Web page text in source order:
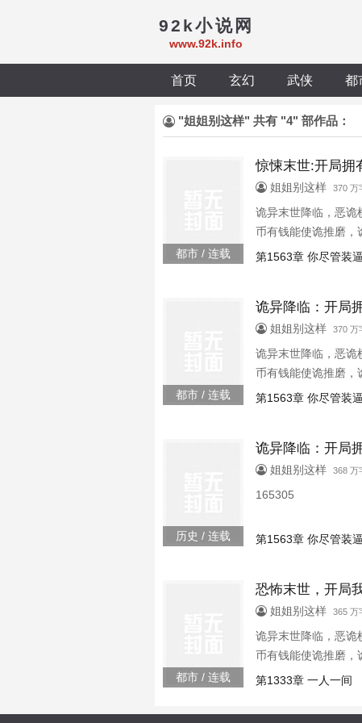
92k小说网
www.92k.info
首页 玄幻 武侠 都
"姐姐别这样" 共有 "4" 部作品：
都市 / 连载
惊悚末世:开局拥
姐姐别这样 370 万
诡异末世降临，恶诡
币有钱能使诡推磨，
死亡医院买恶诡商场
第1563章 你尽管装
都市 / 连载
诡异降临：开局
姐姐别这样 370 万
诡异末世降临，恶诡
币有钱能使诡推磨，
死亡医院买恶诡商场
第1563章 你尽管装
历史 / 连载
诡异降临：开局
姐姐别这样 368 万
165305
第1563章 你尽管装
都市 / 连载
恐怖末世，开局
姐姐别这样 365 万
诡异末世降临，恶诡
币有钱能使诡推磨，
死亡医院买恶诡商场
第1333章 一人一间